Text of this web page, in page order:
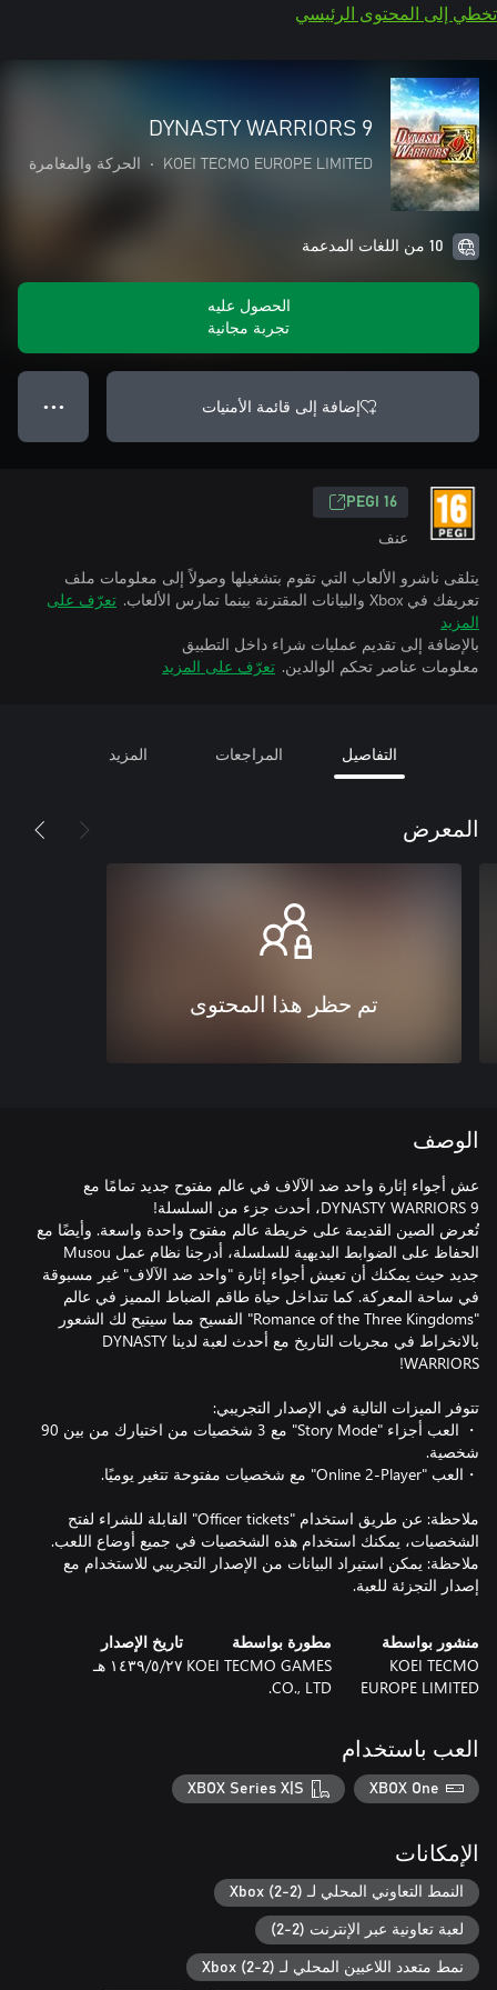
تخطي إلى المحتوى الرئيسي
DYNASTY WARRIORS 9
KOEI TECMO EUROPE LIMITED
• الحركة والمغامرة
10 من اللغات المدعمة
الحصول عليه
تجربة مجانية
إضافة إلى قائمة الأمنيات ● ● ●
PEGI 16
عنف
يتلقى ناشرو الألعاب التي تقوم بتشغيلها وصولاً إلى معلومات ملف
تعريفك في Xbox والبيانات المقترنة بينما تمارس الألعاب.
تعرّف على
المزيد
بالإضافة إلى تقديم عمليات شراء داخل التطبيق
معلومات عناصر تحكم الوالدين. تعرّف على المزيد
التفاصيل المراجعات المزيد
المعرض
تم حظر هذا المحتوى
الوصف
عش أجواء إثارة واحد ضد الآلاف في عالم مفتوح جديد تمامًا مع
تُعرض الصين القديمة على خريطة عالم مفتوح واحدة واسعة. وأيضًا مع
الحفاظ على الضوابط البديهية للسلسلة، أدرجنا نظام عمل Musou
جديد حيث يمكنك أن تعيش أجواء إثارة "واحد ضد الآلاف" غير مسبوقة
في ساحة المعركة. كما تتداخل حياة طاقم الضباط المميز في عالم
"Romance of the Three Kingdoms" الفسيح مما سيتيح لك الشعور
بالانخراط في مجريات التاريخ مع أحدث لعبة لدينا DYNASTY
・ العب أجزاء "Story Mode" مع 3 شخصيات من اختيارك من بين 90
ملاحظة: عن طريق استخدام "Officer tickets" القابلة للشراء لفتح
ملاحظة: يمكن استيراد البيانات من الإصدار التجريبي للاستخدام مع
إصدار التجزئة للعبة.
منشور بواسطة
KOEI TECMO
EUROPE LIMITED
مطورة بواسطة
KOEI TECMO GAMES
CO., LTD.
تاريخ الإصدار
٢٧‏/٥‏/١٤٣٩ هـ
العب باستخدام
XBOX One
XBOX Series X|S
الإمكانات
النمط التعاوني المحلي لـ Xbox (2-2)
لعبة تعاونية عبر الإنترنت (2-2)
نمط متعدد اللاعبين المحلي لـ Xbox (2-2)